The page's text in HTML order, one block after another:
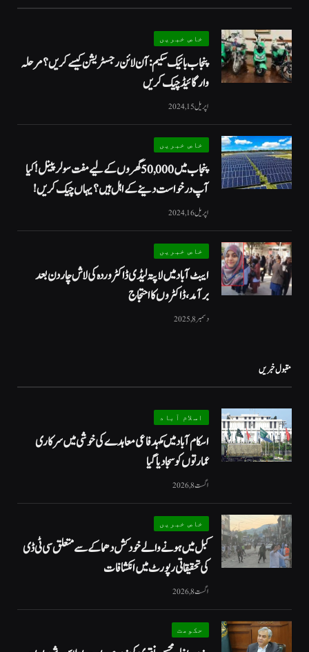
خاص خبریں
پنجاب بائیک سکیم: آن لائن رجسٹریشن کیسے کریں؟ مرحلہ
وار گائیڈ چیک کریں
اپریل 15, 2024
خاص خبریں
پنجاب میں 50,000 گھروں کے لیے مفت سولر پینل! کیا
آپ درخواست دینے کے اہل ہیں؟ یہاں چیک کریں!
اپریل 16, 2024
خاص خبریں
ایبٹ آباد میں لاپتہ لیڈی ڈاکٹر وردہ کی لاش چار دن بعد
برآمد، ڈاکٹروں کا احتجاج
دسمبر 8, 2025
مقبول خبریں
اسلام آباد
اسکام آباد میں مکہدفاعی معاہدے کی خوشی میں سرکاری
عمارتوں کو سجا دیا گیا
اگست 8, 2026
خاص خبریں
کبل میں ہونے والے خودکش دھماکے سے متعلق سی ٹی ڈی
کی تحقیقاتی رپورٹ میں انکشافات
اگست 8, 2026
حکومت